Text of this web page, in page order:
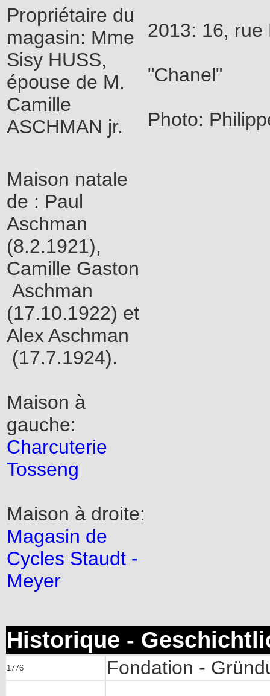
Propriétaire du
magasin: Mme
Sisy HUSS,
épouse de M.
Camille
ASCHMAN jr.
Maison natale
de : Paul
Aschman
(8.2.1921),
Camille Gaston
Aschman
(17.10.1922) et
Alex Aschman
(17.7.1924).
Maison à
gauche:
Charcuterie
Tosseng
Maison à droite:
Magasin de
Cycles Staudt -
Meyer
2013: 16, rue
"Chanel"
Photo:
Historique -
1776 Fondation -